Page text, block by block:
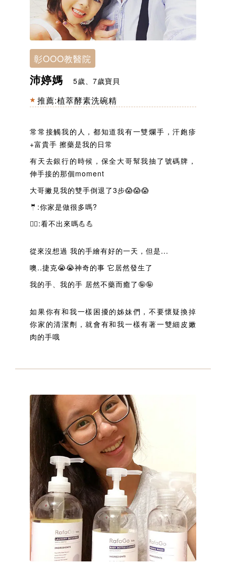
彰OOO教醫院
沛婷媽 5歲、7歲寶貝
推薦:植萃酵素洗碗精
常常接觸我的人，都知道我有一雙爛手，汗皰疹
+富貴手 擦藥是我的日常
有天去銀行的時候，保全大哥幫我抽了號碼牌，
伸手接的那個moment
大哥撇見我的雙手倒退了3步😱😱😱
🤵:你家是做很多嗎?
🤦‍♀️:看不出來嗎💪💪
從來沒想過 我的手繪有好的一天，但是...
噢..捷克😭😭神奇的事 它居然發生了
我的手、我的手 居然不藥而癒了🤪🤪
如果你有和我一樣困擾的姊妹們，不要懷疑換掉
你家的清潔劑，就會有和我一樣有著一雙細皮嫩
肉的手哦